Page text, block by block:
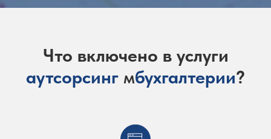
Что включено в услуги
аутсорсинг мбухгалтерии?